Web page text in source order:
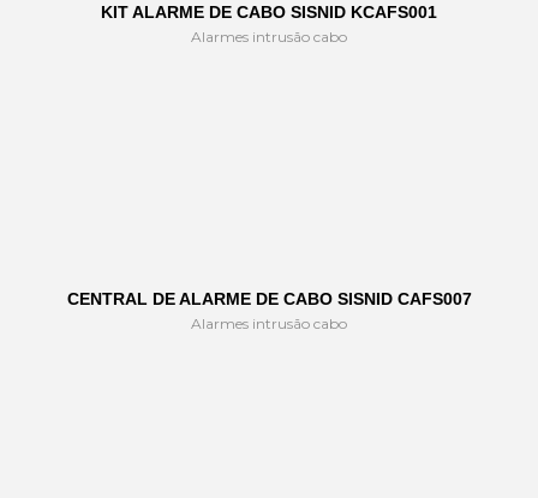
KIT ALARME DE CABO SISNID KCAFS001
Alarmes intrusão cabo
CENTRAL DE ALARME DE CABO SISNID CAFS007
Alarmes intrusão cabo